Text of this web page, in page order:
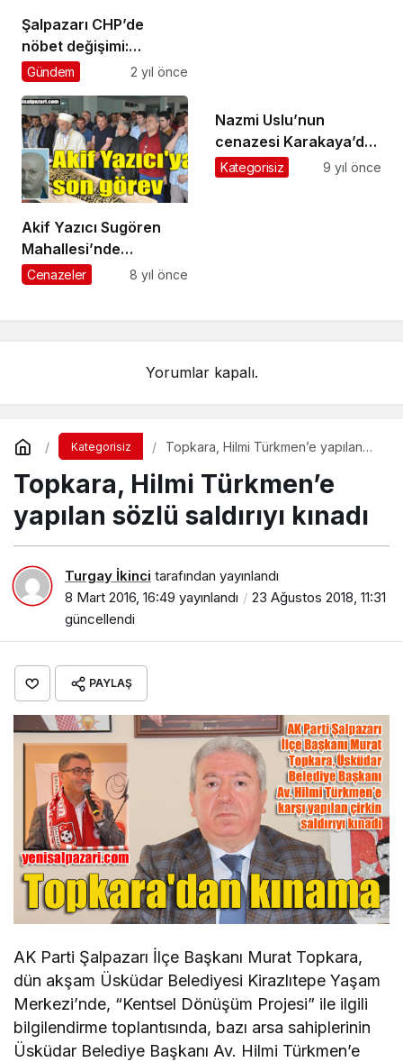
Şalpazarı CHP’de
nöbet değişimi:
Murteza Metin CHP İlçe
Gündem 2 yıl önce
Akif Yazıcı Sugören
Mahallesi’nde
ebediyete uğurlandı
Cenazeler 8 yıl önce
Nazmi Uslu’nun
cenazesi Karakaya’da
toprağa verildi
Kategorisiz 9 yıl önce
Yorumlar kapalı.
Kategorisiz
Topkara, Hilmi Türkmen’e yapılan
Topkara, Hilmi Türkmen’e
yapılan sözlü saldırıyı kınadı
Turgay İkinci tarafından yayınlandı
8 Mart 2016, 16:49 yayınlandı
23 Ağustos 2018, 11:31
güncellendi
PAYLAŞ
AK Parti Şalpazarı İlçe Başkanı Murat Topkara,
dün akşam Üsküdar Belediyesi Kirazlıtepe Yaşam
Merkezi’nde, “Kentsel Dönüşüm Projesi” ile ilgili
bilgilendirme toplantısında, bazı arsa sahiplerinin
Üsküdar Belediye Başkanı Av. Hilmi Türkmen’e